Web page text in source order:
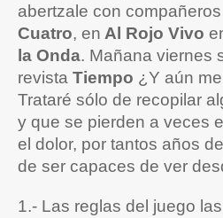
abertzale con
Cuatro, en Al Rojo Vivo
la Onda. Mañana viernes
revista Tiempo ¿Y aún
Trataré sólo de recopilar
y que se pierden a veces
el dolor, por tantos años
de ser capaces de ver
1.- Las reglas del juego